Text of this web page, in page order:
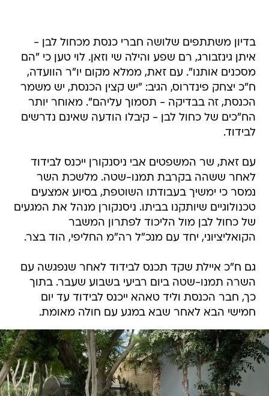
בדיון משתתפים שלושה חברי כנסת מכחול לבן -
איתן גינזבורג, רם שפע והילה שי וזאן. לוי טען כי "הם
מסכנים אותנו". עם זאת, ממלא מקום יו"ר הוועדה,
ח"כ יצחק פינדרוס, הגיב: "יש קצין הכנסת, יש משמר
הכנסת, זה בבדיקה - תסמוך עליהם". מאוחר יותר
הח"כים של כחול לבן - קיבלו הודעה שאינם נדרשים
לבידוד.
עם זאת, שר המשפטים אבי ניסנקורן ייכנס לבידוד
לאחר ששהה בקרבת תמנו-שטה. מלשכת השר
נמסר כי ימשיך בעבודתו השוטפת, בסיוע אמצעים
טכנולוגיים שיותקנו בביתו. ניסנקורן מנהל את המגעים
של כחול לבן מול הליכוד לפתרון המשבר
הקואליציוני, יחד עם מנכ"ל רה"מ החליפי, הוד בצר.
גם ח"כ איילת שקד תכנס לבידוד לאחר שנפגשה עם
השרה תמנו-שטה ביום רביעי בשבוע שעבר. בתוך
כך, חבר הכנסת וליד טאהא ייכנס לבידוד עד יום
חמישי הבא לאחר שבא במגע עם חולה מאומת.